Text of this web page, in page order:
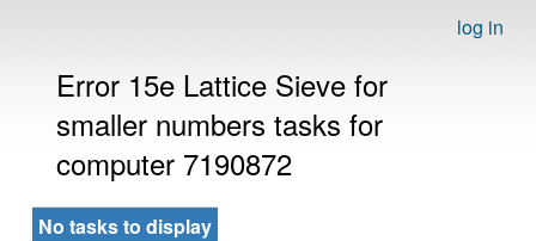
log in
Error 15e Lattice Sieve for
smaller numbers tasks for
computer 7190872
No tasks to display